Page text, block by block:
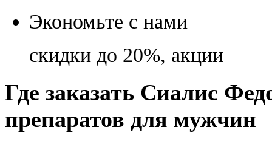
Экономьте с нами
скидки до 20%, акции
Где заказать Сиалис
препаратов для мужчин